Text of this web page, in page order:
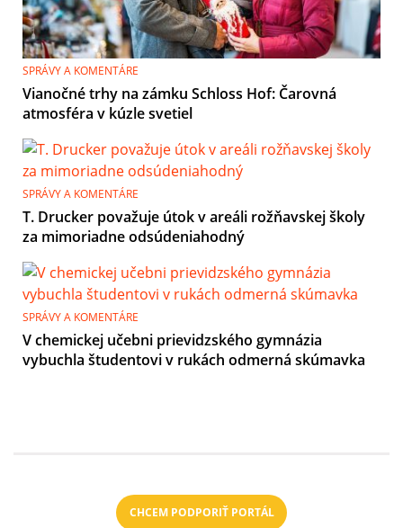
SPRÁVY A KOMENTÁRE
Vianočné trhy na zámku Schloss Hof: Čarovná
atmosféra v kúzle svetiel
SPRÁVY A KOMENTÁRE
T. Drucker považuje útok v areáli rožňavskej školy
za mimoriadne odsúdeniahodný
SPRÁVY A KOMENTÁRE
V chemickej učebni prievidzského gymnázia
vybuchla študentovi v rukách odmerná skúmavka
CHCEM PODPORIŤ PORTÁL